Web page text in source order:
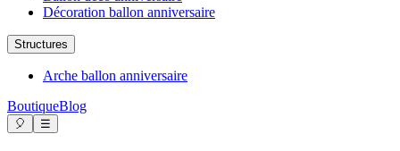
Décoration ballon anniversaire
Structures
Arche ballon anniversaire
BoutiqueBlog
🎈 ☰